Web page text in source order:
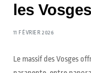
les Vosges
11 FÉVRIER 2026
Le massif des Vosges